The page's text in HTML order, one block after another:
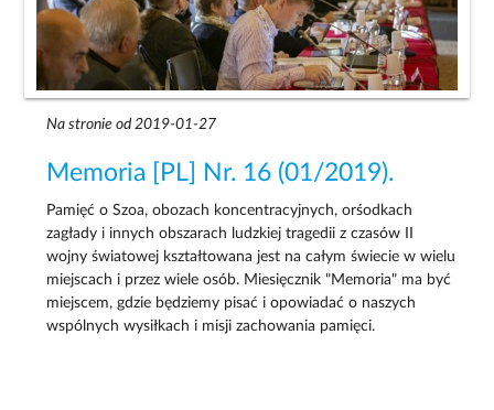
Na stronie od 2019-01-27
Memoria [PL] Nr. 16 (01/2019).
Pamięć o Szoa, obozach koncentracyjnych, orśodkach
zagłady i innych obszarach ludzkiej tragedii z czasów II
wojny światowej kształtowana jest na całym świecie w wielu
miejscach i przez wiele osób. Miesięcznik "Memoria" ma być
miejscem, gdzie będziemy pisać i opowiadać o naszych
wspólnych wysiłkach i misji zachowania pamięci.